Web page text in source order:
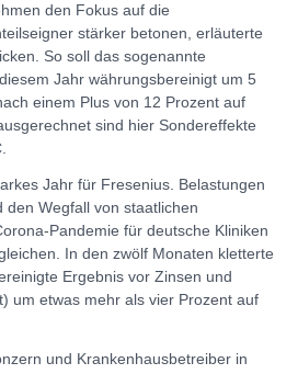
den Fokus auf die
stärker betonen, erläuterte
So soll das sogenannte
Jahr währungsbereinigt um 5
einem Plus von 12 Prozent auf
sind hier Sondereffekte
Jahr für Fresenius. Belastungen
den Wegfall von staatlichen
Pandemie für deutsche Kliniken
In den zwölf Monaten kletterte
Ergebnis vor Zinsen und
um etwas mehr als vier Prozent auf
und Krankenhausbetreiber in